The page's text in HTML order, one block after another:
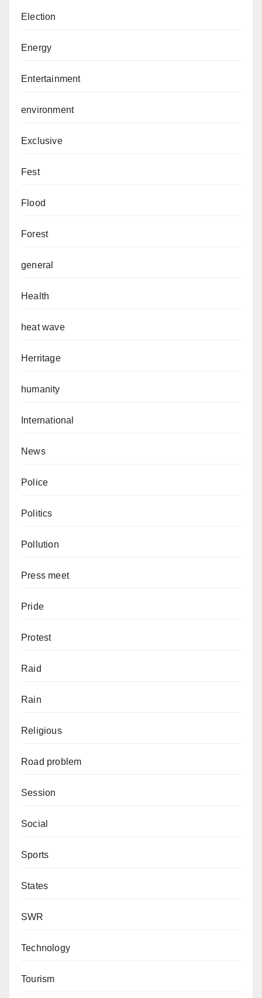
Election
Energy
Entertainment
environment
Exclusive
Fest
Flood
Forest
general
Health
heat wave
Herritage
humanity
International
News
Police
Politics
Pollution
Press meet
Pride
Protest
Raid
Rain
Religious
Road problem
Session
Social
Sports
States
SWR
Technology
Tourism